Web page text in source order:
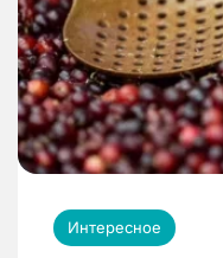
Интересное